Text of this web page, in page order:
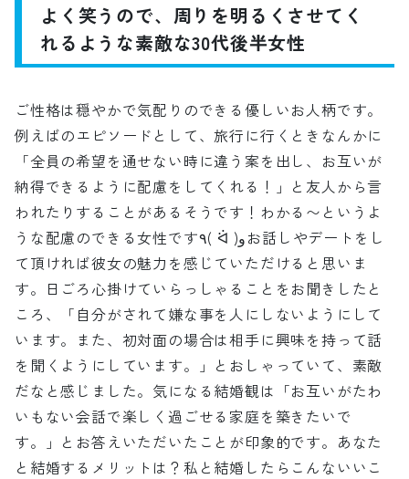
よく笑うので、周りを明るくさせてく
れるような素敵な30代後半女性
ご性格は穏やかで気配りのできる優しいお人柄です。
例えばのエピソードとして、旅行に行くときなんかに
「全員の希望を通せない時に違う案を出し、お互いが
納得できるように配慮をしてくれる！」と友人から言
われたりすることがあるそうです！わかる〜というよ
うな配慮のできる女性です٩( ᐛ )وお話しやデートをし
て頂ければ彼女の魅力を感じていただけると思いま
す。日ごろ心掛けていらっしゃることをお聞きしたと
ころ、「自分がされて嫌な事を人にしないようにして
います。また、初対面の場合は相手に興味を持って話
を聞くようにしています。」とおしゃっていて、素敵
だなと感じました。気になる結婚観は「お互いがたわ
いもない会話で楽しく過ごせる家庭を築きたいで
す。」とお答えいただいたことが印象的です。あなた
と結婚するメリットは？私と結婚したらこんないいこ